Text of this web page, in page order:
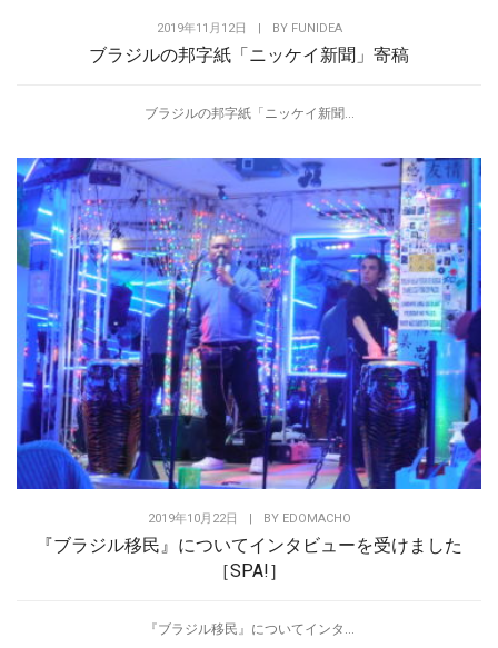
2019年11月12日 | BY FUNIDEA
ブラジルの邦字紙「ニッケイ新聞」寄稿
ブラジルの邦字紙「ニッケイ新聞...
2019年10月22日 BY EDOMACHO
『ブラジル移民』についてインタビューを受けました
［SPA!］
『ブラジル移民』についてインタ...